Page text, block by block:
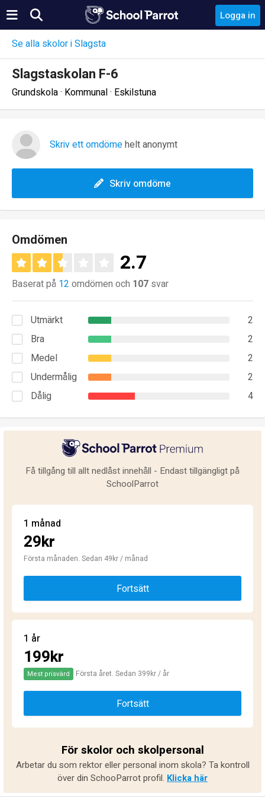
Logga in
Se alla skolor i Slagsta
Slagstaskolan F-6
Grundskola · Kommunal · Eskilstuna
Skriv ett omdömehelt anonymt
Skriv omdöme
Omdömen
2.7
Baserat på 12 omdömen och 107 svar
Utmärkt
2
Bra
2
Medel
2
Undermålig
2
Dålig
4
Få tillgång till allt nedlåst innehåll - Endast tillgängligt på
SchoolParrot
1 månad
29kr
Första månaden. Sedan 49kr / månad
Fortsätt
1 år
199kr
Mest prisvärd Första året. Sedan 399kr / år
Fortsätt
För skolor och skolpersonal
Arbetar du som rektor eller personal inom skola? Ta kontroll
över din SchooParrot profil. Klicka här